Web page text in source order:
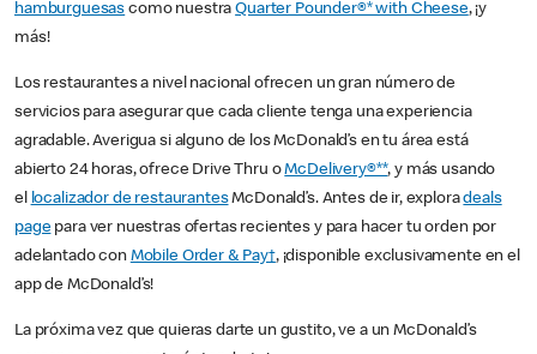
hamburguesas como nuestraQuarter Pounder®* with Cheese, ¡y
más!
Los restaurantes a nivel nacional ofrecen un gran número de
servicios para asegurar que cada cliente tenga una experiencia
agradable. Averigua si alguno de los McDonald’s en tu área está
abierto 24 horas, ofrece Drive Thru oMcDelivery®**, y más usando
el localizador de restaurantesMcDonald’s. Antes de ir, exploradeals
pagepara ver nuestras ofertas recientes y para hacer tu orden por
adelantado con Mobile Order & Pay†, ¡disponible exclusivamente en el
app de McDonald’s!
La próxima vez que quieras darte un gustito, ve a un McDonald’s